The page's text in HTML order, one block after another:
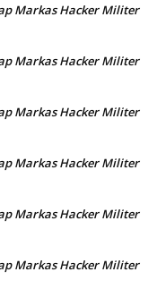
Markas Hacker Militer
Markas Hacker Militer
Markas Hacker Militer
Markas Hacker Militer
Markas Hacker Militer
Markas Hacker Militer